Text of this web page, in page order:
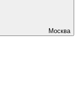
Москва